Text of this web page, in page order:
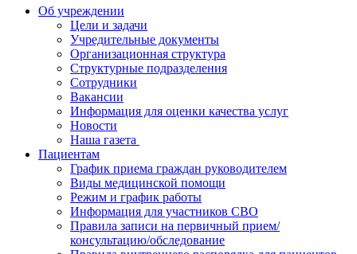
Об учреждении
Цели и задачи
Учредительные документы
Организационная структура
Структурные подразделения
Сотрудники
Вакансии
Информация для оценки качества услуг
Новости
​​Наша газета
Пациентам
График приема граждан руководителем
Виды медицинской помощи
Режим и график работы
Информация для участников СВО
Правила записи на первичный прием/
консультацию/обследование